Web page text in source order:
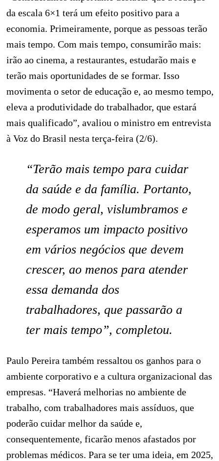
da escala 6×1 terá um efeito positivo para a
economia. Primeiramente, porque as pessoas terão
mais tempo. Com mais tempo, consumirão mais:
irão ao cinema, a restaurantes, estudarão mais e
terão mais oportunidades de se formar. Isso
movimenta o setor de educação e, ao mesmo tempo,
eleva a produtividade do trabalhador, que estará
mais qualificado”, avaliou o ministro em entrevista
à Voz do Brasil nesta terça-feira (2/6).
“Terão mais tempo para cuidar
da saúde e da família. Portanto,
de modo geral, vislumbramos e
esperamos um impacto positivo
em vários negócios que devem
crescer, ao menos para atender
essa demanda dos
trabalhadores, que passarão a
ter mais tempo”, completou.
Paulo Pereira também ressaltou os ganhos para o
ambiente corporativo e a cultura organizacional das
empresas. “Haverá melhorias no ambiente de
trabalho, com trabalhadores mais assíduos, que
poderão cuidar melhor da saúde e,
consequentemente, ficarão menos afastados por
problemas médicos. Para se ter uma ideia, em 2025,